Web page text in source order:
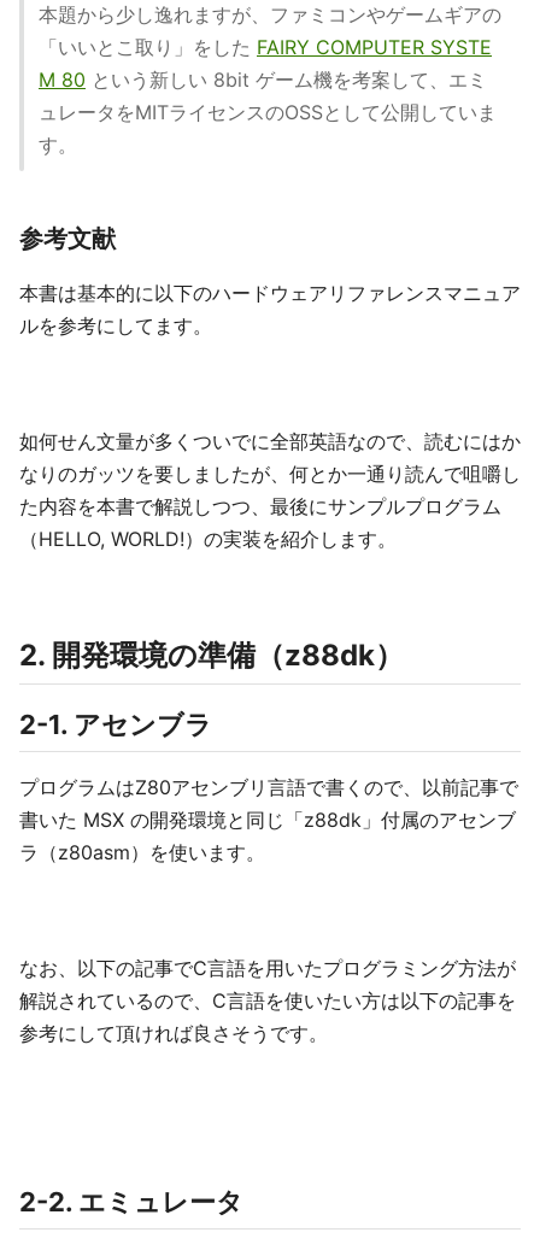
本題から少し逸れますが、ファミコンやゲームギアの
「いいとこ取り」をした FAIRY COMPUTER SYSTE
M 80 という新しい 8bit ゲーム機を考案して、エミ
ュレータをMITライセンスのOSSとして公開していま
す。
参考文献
本書は基本的に以下のハードウェアリファレンスマニュア
ルを参考にしてます。
如何せん文量が多くついでに全部英語なので、読むにはか
なりのガッツを要しましたが、何とか一通り読んで咀嚼し
た内容を本書で解説しつつ、最後にサンプルプログラム
（HELLO, WORLD!）の実装を紹介します。
2. 開発環境の準備（z88dk）
2-1. アセンブラ
プログラムはZ80アセンブリ言語で書くので、以前記事で
書いた MSX の開発環境と同じ「z88dk」付属のアセンブ
ラ（z80asm）を使います。
なお、以下の記事でC言語を用いたプログラミング方法が
解説されているので、C言語を使いたい方は以下の記事を
参考にして頂ければ良さそうです。
2-2. エミュレータ